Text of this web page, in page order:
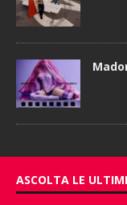
ASCOLTA LE